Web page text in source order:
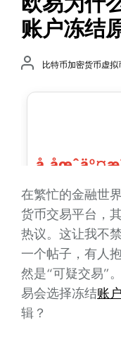
账户冻结
比特币加密货币虚拟
在繁忙的金融世
货币交易平台，
热议。这让我不
一个帖子，有人
然是“可疑交易”
易会选择冻结账
辑？